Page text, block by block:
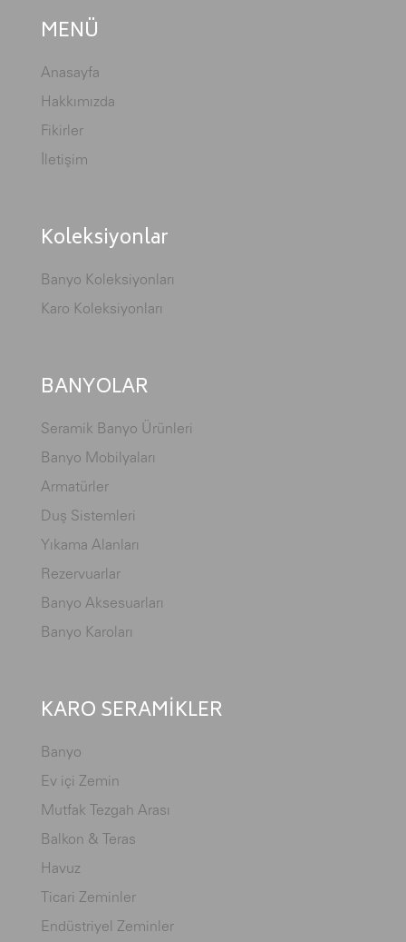
MENÜ
Anasayfa
Hakkımızda
Fikirler
İletişim
Koleksiyonlar
Banyo Koleksiyonları
Karo Koleksiyonları
BANYOLAR
Seramik Banyo Ürünleri
Banyo Mobilyaları
Armatürler
Duş Sistemleri
Yıkama Alanları
Rezervuarlar
Banyo Aksesuarları
Banyo Karoları
KARO SERAMİKLER
Banyo
Ev içi Zemin
Mutfak Tezgah Arası
Balkon & Teras
Havuz
Ticari Zeminler
Endüstriyel Zeminler